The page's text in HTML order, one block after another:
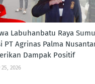
Labuhanbatu Raya
PT Agrinas Palma
Dampak Positif
2026